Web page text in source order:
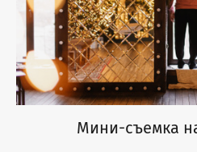
Мини-съемка